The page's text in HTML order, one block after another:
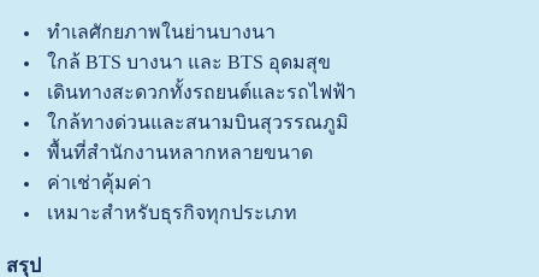
ทำเลศักยภาพในย่านบางนา
ใกล้ BTS บางนา และ BTS อุดมสุข
เดินทางสะดวกทั้งรถยนต์และรถไฟฟ้า
ใกล้ทางด่วนและสนามบินสุวรรณภูมิ
พื้นที่สำนักงานหลากหลายขนาด
ค่าเช่าคุ้มค่า
เหมาะสำหรับธุรกิจทุกประเภท
สรุป